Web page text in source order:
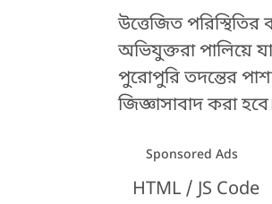
উত্তেজিত
অভিযুক্তরা পালিয়ে
পুরোপুরি তদন্তের
জিজ্ঞাসাবাদ করা
Sponsored Ads
HTML / JS Code